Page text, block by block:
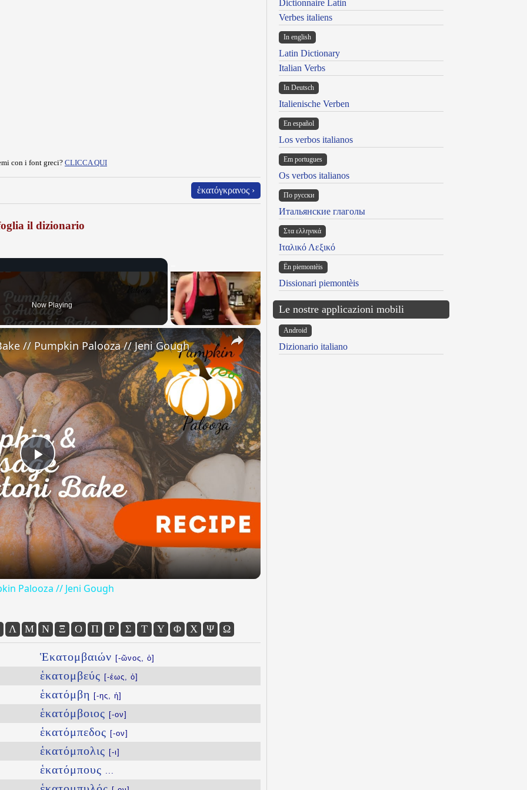
con i font greci? CLICCA QUI
ἑκατόγκρανος ›
il dizionario
Now Playing
×
Play
Video
// Pumpkin Palooza // Jeni Gough
Palooza // Jeni Gough
Λ Μ Ν Ξ Ο Π Ρ Σ Τ Υ Φ Χ Ψ Ω
Ἑκατομβαιών [-ῶνος, ὁ]
ἑκατομβεύς [-έως, ὁ]
ἑκατόμβη [-ης, ἡ]
ἑκατόμβοιος [-ον]
ἑκατόμπεδος [-ον]
ἑκατόμπολις [-ι]
ἑκατόμπους
Dictionnaire Latin
Verbes italiens
In english
Latin Dictionary
Italian Verbs
In Deutsch
Italienische Verben
En español
Los verbos italianos
Em portugues
Os verbos italianos
По русски
Итальянские глаголы
Στα ελληνικά
Ιταλικό Λεξικό
Ën piemontèis
Dissionari piemontèis
Le nostre applicazioni mobili
Android
Dizionario italiano